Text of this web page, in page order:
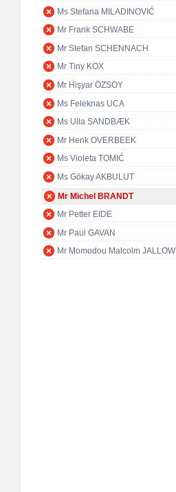
Ms Stefana MILADINOVIĆ
Mr Frank SCHWABE
Mr Stefan SCHENNACH
Mr Tiny KOX
Mr Hişyar ÖZSOY
Ms Feleknas UCA
Ms Ulla SANDBÆK
Mr Henk OVERBEEK
Ms Violeta TOMIĆ
Ms Gökay AKBULUT
Mr Michel BRANDT
Mr Petter EIDE
Mr Paul GAVAN
Mr Momodou Malcolm JALLOW